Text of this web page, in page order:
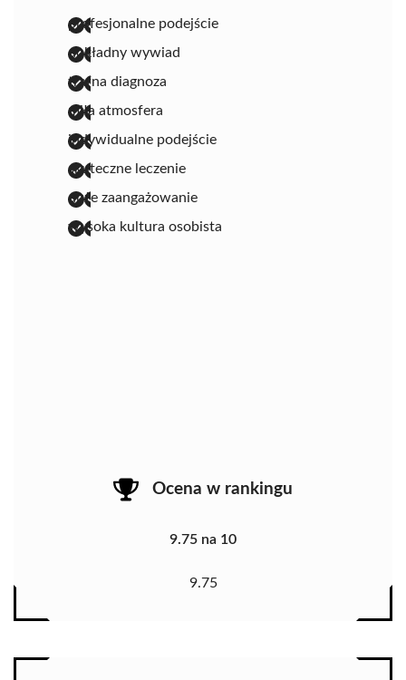
profesjonalne podejście
dokładny wywiad
trafna diagnoza
miła atmosfera
indywidualne podejście
skuteczne leczenie
duże zaangażowanie
wysoka kultura osobista
Ocena w rankingu
9.75 na 10
9.75